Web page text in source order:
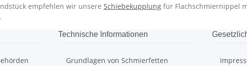
empfehlen wir unsere Schiebekupplung für Flachschmiernippel
Technische Informationen
Grundlagen von Schmierfetten